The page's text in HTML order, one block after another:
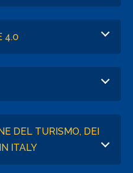
4.0
DEL TURISMO, DEI
ITALY